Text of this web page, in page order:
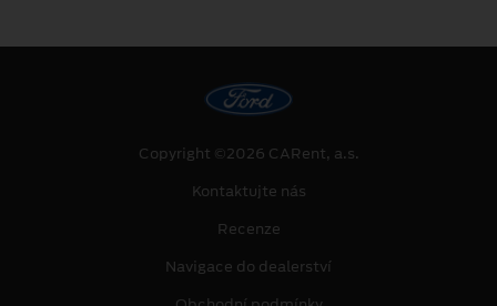
Copyright ©2026 CARent, a.s.
Kontaktujte nás
Recenze
Navigace do dealerství